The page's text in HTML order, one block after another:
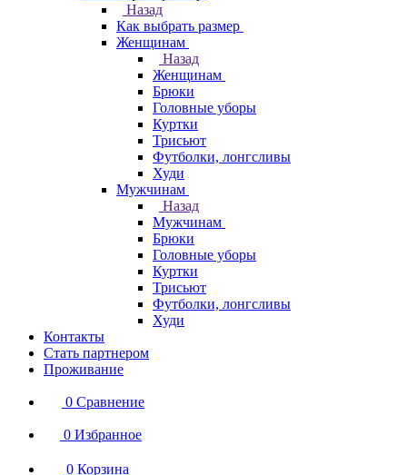
Назад
Как выбрать размер
Женщинам
Назад
Женщинам
Брюки
Головные уборы
Куртки
Трисьют
Футболки, лонгсливы
Худи
Мужчинам
Назад
Мужчинам
Брюки
Головные уборы
Куртки
Трисьют
Футболки, лонгсливы
Худи
Контакты
Стать партнером
Проживание
0 Сравнение
0 Избранное
0 Корзина